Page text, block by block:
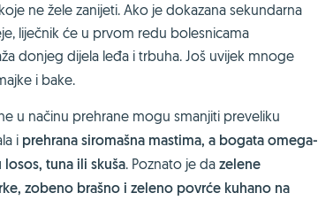
ne žele zanijeti. Ako je dokazana sekundarna
liječnik će u prvom redu bolesnicama
donjeg dijela leđa i trbuha. Još uvijek mnoge
i bake.
u načinu prehrane mogu smanjiti preveliku
i prehrana siromašna mastima, a bogata omega-
tuna ili skuša. Poznato je da zelene
zobeno brašno i zeleno povrće kuhano na